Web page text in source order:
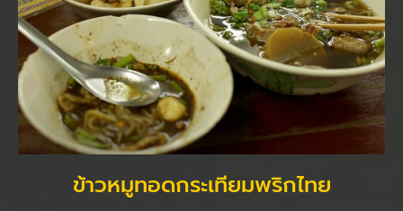
ข้าวหมูทอดกระเทียมพริกไทย